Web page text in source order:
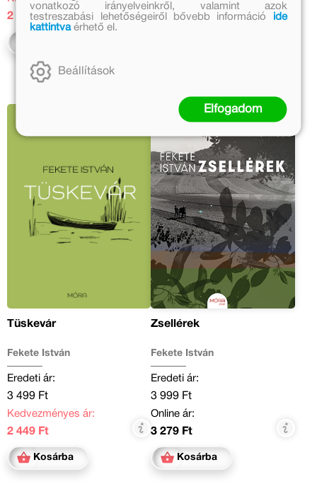
2 099 Ft
2 213 Ft
Tüskevár
Fekete István
Eredeti ár:
3 499 Ft
Kedvezményes ár:
2 449 Ft
Kosárba
Zsellérek
Fekete István
Eredeti ár:
3 999 Ft
Online ár:
3 279 Ft
Kosárba
vonatkozó irányelveinkről, valamint azok
testreszabási lehetőségeiről bővebb információ
ide
kattintvaérhető el.
Beállítások
Elfogadom